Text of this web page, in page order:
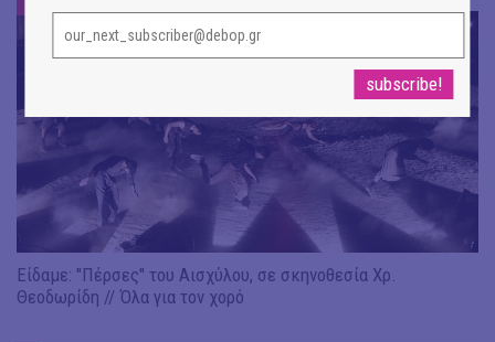
Είδαμε: "Πέρσες" του Αισχύλου, σε σκηνοθεσία Χρ.
Θεοδωρίδη // Όλα για τον χορό